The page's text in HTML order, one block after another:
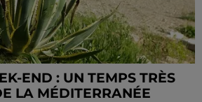
END : UN TEMPS TRÈS
LA MÉDITERRANÉE